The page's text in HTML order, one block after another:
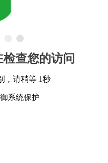
查您的访问
，请稍等 1秒
系统保护